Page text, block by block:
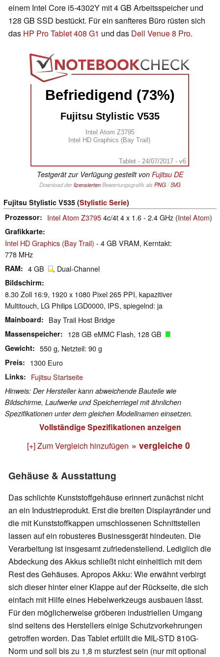
einem Intel Core i5-4302Y mit 4 GB Arbeitsspeicher und
128 GB SSD bestückt. Für ein sanfteres Büro rüsten sich
das HP Pro Tablet 408 G1 und das Dell Venue 8 Pro.
Befriedigend (73%)
Fujitsu Stylistic V535
Intel Atom Z3795
Intel HD Graphics (Bay Trail)
Tablet - 24/07/2017 - v6
Testgerät zur Verfügung gestellt von Fujitsu DE
Download derlizensiertenBewertungsgrafik als PNG/SVG
Fujitsu Stylistic V535 (Stylistic Serie)
Prozessor
Intel Atom Z37954c/4t 4 x 1.6 - 2.4 GHz (Intel Atom)
Grafikkarte
Intel HD Graphics (Bay Trail) - 4 GB VRAM, Kerntakt:
778 MHz
RAM 4 GB , Dual-Channel
Bildschirm
8.30 Zoll 16:9, 1920 x 1080 Pixel 265 PPI, kapazitiver
Multitouch, LG Philips LGD0000, IPS, spiegelnd: ja
Mainboard Bay Trail Host Bridge
Massenspeicher 128 GB eMMC Flash, 128 GB
Gewicht 550 g, Netzteil: 90 g
Preis 1300 Euro
Links Fujitsu Startseite
Hinweis: Der Hersteller kann abweichende Bauteile wie
Bildschirme, Laufwerke und Speicherriegel mit ähnlichen
Spezifikationen unter dem gleichen Modellnamen einsetzen.
Vollständige Spezifikationen anzeigen
[+] Zum Vergleich hinzufügen » vergleiche 0
Gehäuse & Ausstattung
Das schlichte Kunststoffgehäuse erinnert zunächst nicht
an ein Industrieprodukt. Erst die breiten Displayränder und
die mit Kunststoffkappen umschlossenen Schnittstellen
lassen auf ein robusteres Businessgerät hindeuten. Die
Verarbeitung ist insgesamt zufriedenstellend. Lediglich die
Abdeckung des Akkus schließt nicht einheitlich mit dem
Rest des Gehäuses. Apropos Akku: Wie erwähnt verbirgt
sich dieser hinter einer Klappe auf der Rückseite, die sich
einfach mit Hilfe eines Hebelwerkzeugs ausbauen lässt.
Für den möglicherweise gröberen industriellen Umgang
sind seitens des Herstellers einige Schutzvorkehrungen
getroffen worden. Das Tablet erfüllt die MIL-STD 810G-
Norm und soll bis zu 1,8 m sturzfest sein (nur mit optional